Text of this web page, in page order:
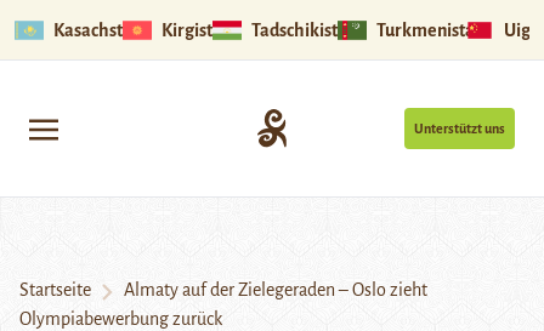
Kasachstan Kirgistan Tadschikistan Turkmenistan
Unterstützt uns
Startseite
Almaty auf der Zielegeraden – Oslo zieht
Olympiabewerbung zurück